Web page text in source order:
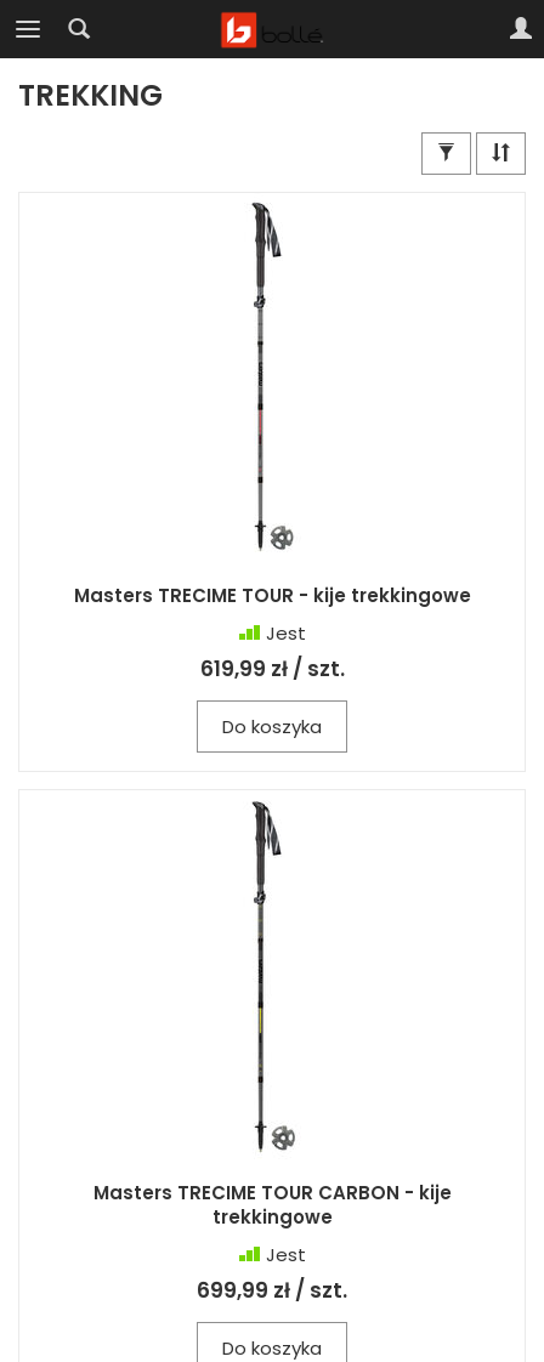
TREKKING
Masters TRECIME TOUR - kije trekkingowe
Jest
619,99 zł / szt.
Do koszyka
Masters TRECIME TOUR CARBON - kije
trekkingowe
Jest
699,99 zł / szt.
Do koszyka